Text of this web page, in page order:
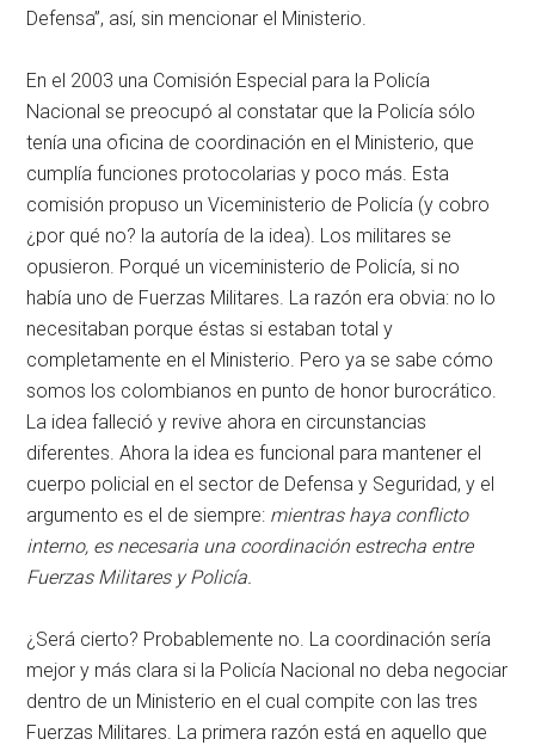
Defensa”, así, sin mencionar el Ministerio.
En el 2003 una Comisión Especial para la Policía
Nacional se preocupó al constatar que la Policía sólo
tenía una oficina de coordinación en el Ministerio, que
cumplía funciones protocolarias y poco más. Esta
comisión propuso un Viceministerio de Policía (y cobro
¿por qué no? la autoría de la idea). Los militares se
opusieron. Porqué un viceministerio de Policía, si no
había uno de Fuerzas Militares. La razón era obvia: no lo
necesitaban porque éstas si estaban total y
completamente en el Ministerio. Pero ya se sabe cómo
somos los colombianos en punto de honor burocrático.
La idea falleció y revive ahora en circunstancias
diferentes. Ahora la idea es funcional para mantener el
cuerpo policial en el sector de Defensa y Seguridad, y el
argumento es el de siempre: mientras haya conflicto
interno, es necesaria una coordinación estrecha entre
Fuerzas Militares y Policía.
¿Será cierto? Probablemente no. La coordinación sería
mejor y más clara si la Policía Nacional no deba negociar
dentro de un Ministerio en el cual compite con las tres
Fuerzas Militares. La primera razón está en aquello que